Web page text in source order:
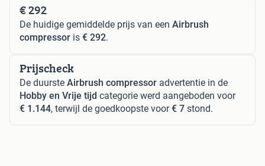
€ 292
De huidige gemiddelde prijs van een Airbrush
compressor is € 292.
Prijscheck
De duurste Airbrush compressor advertentie in de
Hobby en Vrije tijd categorie werd aangeboden voor
€ 1.144, terwijl de goedkoopste voor€ 7 stond.